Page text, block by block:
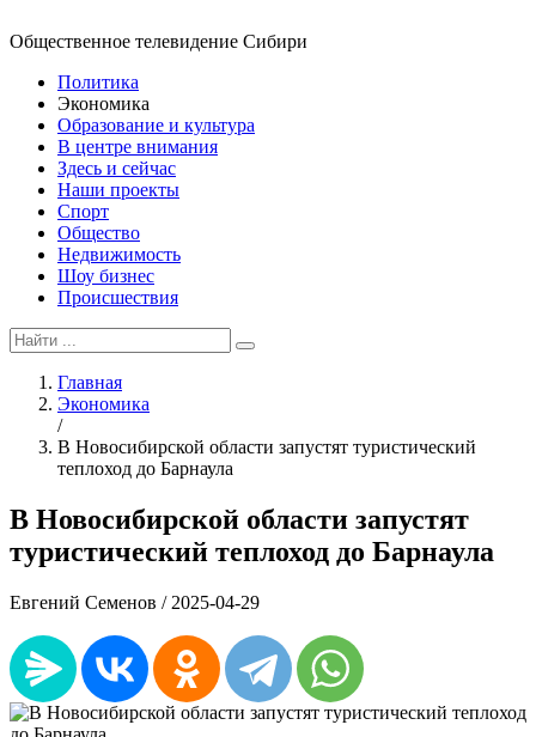
Общественное телевидение Сибири
Политика
Экономика
Образование и культура
В центре внимания
Здесь и сейчас
Наши проекты
Спорт
Общество
Недвижимость
Шоу бизнес
Происшествия
Главная
Экономика
/
В Новосибирской области запустят туристический
теплоход до Барнаула
В Новосибирской области запустят
туристический теплоход до Барнаула
Евгений Семенов / 2025-04-29